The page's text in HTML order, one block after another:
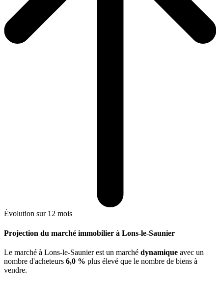
Évolution sur 12 mois
Projection du marché immobilier à Lons-le-Saunier
Le marché à Lons-le-Saunierest un marché dynamique avec un
nombre d'acheteurs 6,0 % plus élevé que le nombre de biens à
vendre.